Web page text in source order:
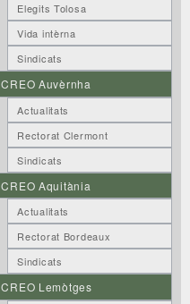
Elegits Tolosa
Vida intèrna
Sindicats
CREO Auvèrnha
Actualitats
Rectorat Clermont
Sindicats
CREO Aquitània
Actualitats
Rectorat Bordeaux
Sindicats
CREO Lemòtges